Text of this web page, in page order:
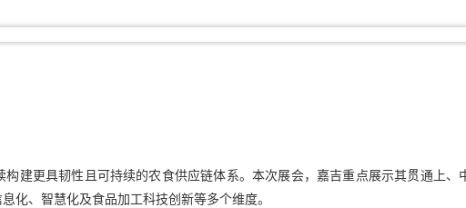
建更具韧性且可持续的农食供应链体系。本次展会，嘉吉重点展示其贯通上、
化、智慧化及食品加工科技创新等多个维度。